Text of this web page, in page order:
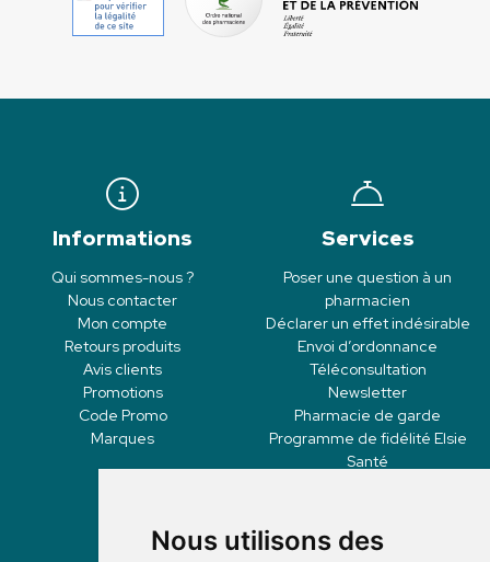
Nous utilisons des
Informations
Qui sommes-nous ?
Nous contacter
Mon compte
Retours produits
Avis clients
Promotions
Code Promo
Marques
Services
Poser une question à un
pharmacien
Déclarer un effet indésirable
Envoi d’ordonnance
Téléconsultation
Newsletter
Pharmacie de garde
Programme de fidélité Elsie
Santé